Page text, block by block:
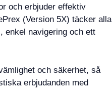
och erbjuder effektiv
(Version 5X) täcker alla
enkel navigering och ett
och säkerhet, så
erbjudanden med